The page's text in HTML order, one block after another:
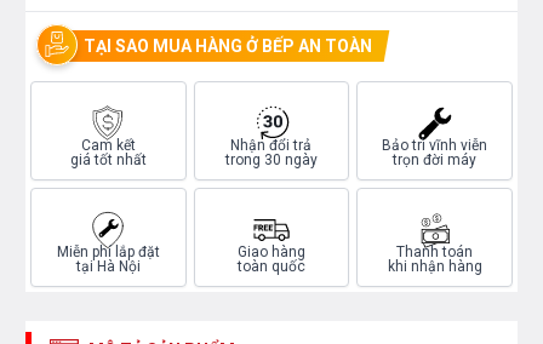
TẠI SAO MUA HÀNG Ở BẾP AN TOÀN
Cam kết
giá tốt nhất
Nhận đổi trả
trong 30 ngày
Bảo trì vĩnh viễn
trọn đời máy
Miễn phí lắp đặt
tại Hà Nội
Giao hàng
toàn quốc
Thanh toán
khi nhận hàng